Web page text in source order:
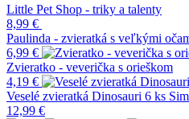
Little Pet Shop - triky a talenty
8,99 €
Paulinda - zvieratká s veľkými
6,99 €
Zvieratko - veverička s orieškom
4,19 €
Veselé zvieratká Dinosauri 6 ks
12,99 €